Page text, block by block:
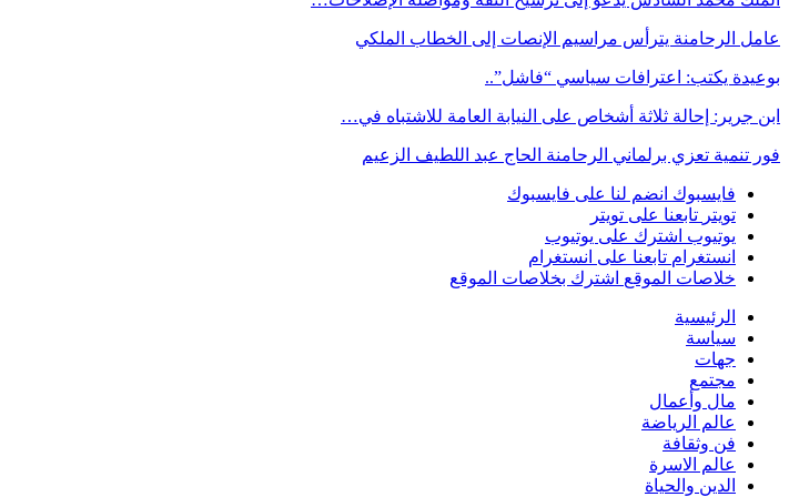
عامل الرحامنة يترأس مراسيم الإنصات إلى الخطاب الملكي
بوعيدة يكتب: اعترافات سياسي “فاشل”..
ابن جرير: إحالة ثلاثة أشخاص على النيابة العامة للاشتباه في…
فور تنمية تعزي برلماني الرحامنة الحاج عبد اللطيف الزعيم
فايسبوك انضم لنا على فايسبوك
تويتر تابعنا على تويتر
يوتيوب اشترك على يوتيوب
انستغرام تابعنا على انستغرام
خلاصات الموقع اشترك بخلاصات الموقع
الرئيسية
سياسة
جهات
مجتمع
مال وأعمال
عالم الرياضة
فن وثقافة
عالم الاسرة
الدين والحياة